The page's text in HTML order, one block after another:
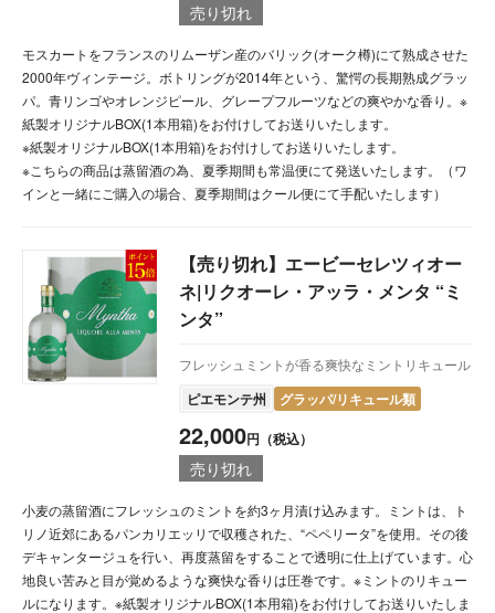
売り切れ
モスカートをフランスのリムーザン産のバリック(オーク樽)にて熟成させた
2000年ヴィンテージ。ボトリングが2014年という、驚愕の長期熟成グラッ
パ。青リンゴやオレンジピール、グレープフルーツなどの爽やかな香り。※
紙製オリジナルBOX(1本用箱)をお付けしてお送りいたします。
※紙製オリジナルBOX(1本用箱)をお付けしてお送りいたします。
※こちらの商品は蒸留酒の為、夏季期間も常温便にて発送いたします。（ワ
インと一緒にご購入の場合、夏季期間はクール便にて手配いたします）
【売り切れ】エービーセレツィオー
ネ|リクオーレ・アッラ・メンタ “ミ
ンタ”
フレッシュミントが香る爽快なミントリキュール
ピエモンテ州 グラッパ/リキュール類
22,000円（税込）
売り切れ
小麦の蒸留酒にフレッシュのミントを約3ヶ月漬け込みます。ミントは、ト
リノ近郊にあるパンカリエッリで収穫された、“ペペリータ”を使用。その後
デキャンタージュを行い、再度蒸留をすることで透明に仕上げています。心
地良い苦みと目が覚めるような爽快な香りは圧巻です。※ミントのリキュー
ルになります。※紙製オリジナルBOX(1本用箱)をお付けしてお送りいたしま